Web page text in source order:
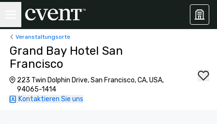
Veranstaltungsorte
Grand Bay Hotel San
Francisco
223 Twin Dolphin Drive, San Francisco, CA, USA,
94065-1414
Kontaktieren Sie uns